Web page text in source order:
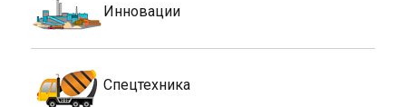
Инновации
Спецтехника